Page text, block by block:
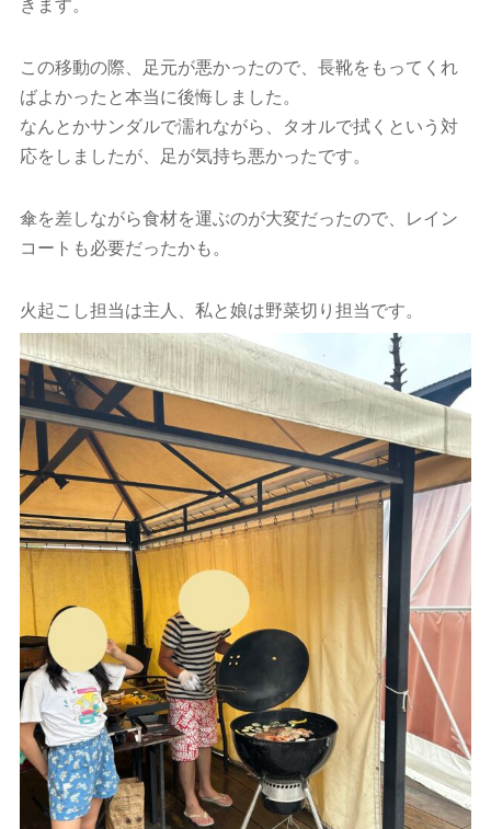
きます。
この移動の際、足元が悪かったので、長靴をもってくれ
ばよかったと本当に後悔しました。
なんとかサンダルで濡れながら、タオルで拭くという対
応をしましたが、足が気持ち悪かったです。
傘を差しながら食材を運ぶのが大変だったので、レイン
コートも必要だったかも。
火起こし担当は主人、私と娘は野菜切り担当です。